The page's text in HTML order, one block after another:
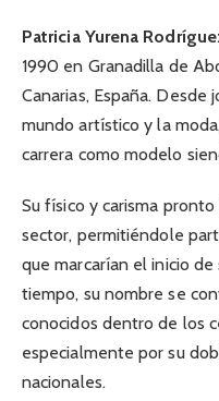
Patricia Yurena
1990 en Granadilla de
Canarias, España.
mundo artístico y la
carrera como modelo
Su físico y carisma
sector, permitiéndole
que marcarían el inicio
tiempo, su nombre se
conocidos dentro de los
especialmente por su
nacionales.